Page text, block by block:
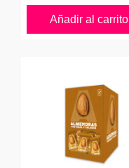
Añadir al carrito